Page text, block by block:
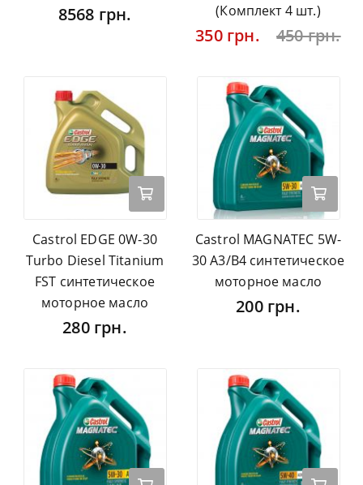
8568 грн.
(Комплект 4 шт.)
350 грн. 450 грн.
Castrol EDGE 0W-30
Turbo Diesel Titanium
FST синтетическое
моторное масло
280 грн.
Castrol MAGNATEC 5W-
30 A3/B4 синтетическое
моторное масло
200 грн.